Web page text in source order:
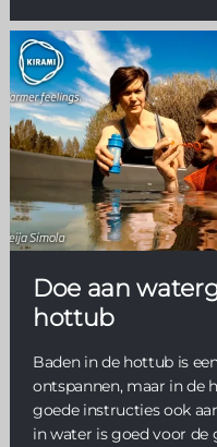
Doe aan
hottub
Baden in de hottub is
ontspannen, maar in de
goede instructies ook
in water is goed voor de